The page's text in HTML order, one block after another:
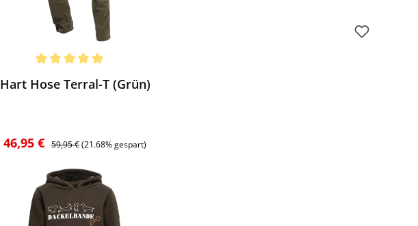
Hart Hose Terral-T (Grün)
Verkaufspreis:
46,95 € Regulärer Preis:
59,95 €(21.68% gespart)